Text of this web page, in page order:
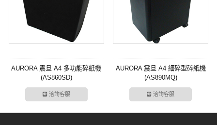
AURORA 震旦 A4 多功能碎紙機
(AS860SD)
洽詢客服
AURORA 震旦 A4 細碎型碎紙機
(AS890MQ)
洽詢客服